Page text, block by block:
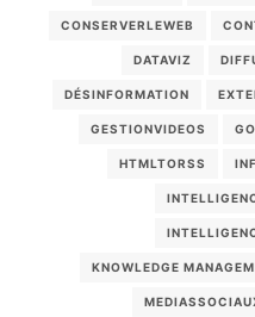
CONSERVERLEWEB
DATAVIZ
DÉSINFORMATION
GESTIONVIDEOS
HTMLTORSS
KNOWLEDGE